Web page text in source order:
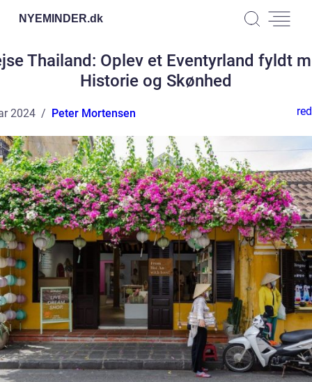
NYEMINDER.dk
Thailand: Oplev et Eventyrland fyldt
Historie og Skønhed
2024 Peter Mortensen